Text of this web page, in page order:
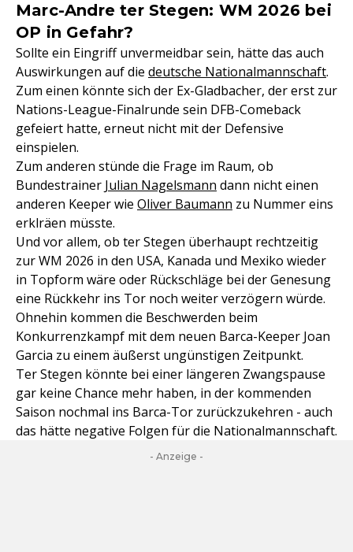
Marc-Andre ter Stegen: WM 2026 bei
OP in Gefahr?
Sollte ein Eingriff unvermeidbar sein, hätte das auch
Auswirkungen auf die deutsche Nationalmannschaft.
Zum einen könnte sich der Ex-Gladbacher, der erst zur
Nations-League-Finalrunde sein DFB-Comeback
gefeiert hatte, erneut nicht mit der Defensive
einspielen.
Zum anderen stünde die Frage im Raum, ob
Bundestrainer Julian Nagelsmann dann nicht einen
anderen Keeper wie Oliver Baumann zu Nummer eins
erklräen müsste.
Und vor allem, ob ter Stegen überhaupt rechtzeitig
zur WM 2026 in den USA, Kanada und Mexiko wieder
in Topform wäre oder Rückschläge bei der Genesung
eine Rückkehr ins Tor noch weiter verzögern würde.
Ohnehin kommen die Beschwerden beim
Konkurrenzkampf mit dem neuen Barca-Keeper Joan
Garcia zu einem äußerst ungünstigen Zeitpunkt.
Ter Stegen könnte bei einer längeren Zwangspause
gar keine Chance mehr haben, in der kommenden
Saison nochmal ins Barca-Tor zurückzukehren - auch
das hätte negative Folgen für die Nationalmannschaft.
- Anzeige -